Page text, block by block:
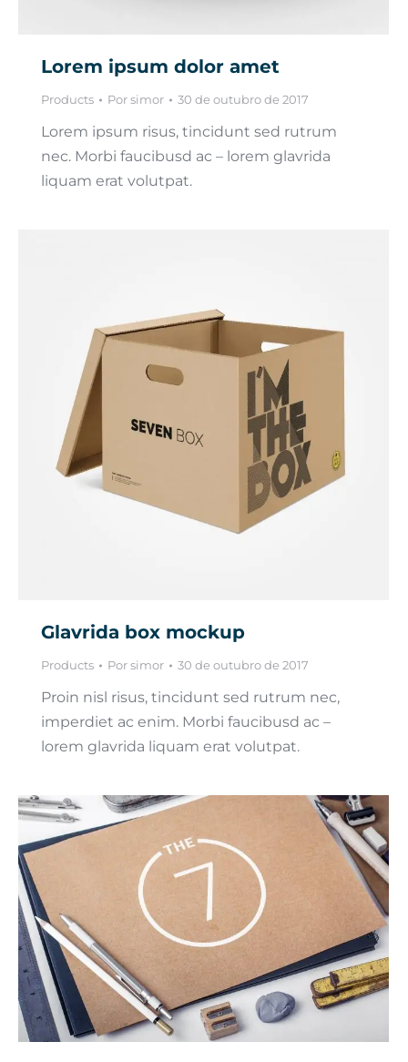
Lorem ipsum dolor amet
Products Porsimor 30 de outubro de 2017
Lorem ipsum risus, tincidunt sed rutrum
nec. Morbi faucibusd ac – lorem glavrida
liquam erat volutpat.
Glavrida box mockup
Products Porsimor 30 de outubro de 2017
Proin nisl risus, tincidunt sed rutrum nec,
imperdiet ac enim. Morbi faucibusd ac –
lorem glavrida liquam erat volutpat.